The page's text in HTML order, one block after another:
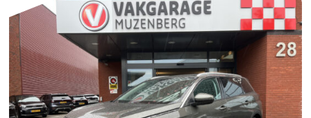
Stuurwiel multifunctioneel
Achterbank in delen neerklapbaar
Airco (automatisch)
Armsteun
Armsteun voor